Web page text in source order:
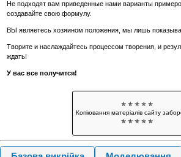
Не подходят вам приведенные нами варианты
создавайте свою формулу.
ВЫ являетесь хозяином положения, мы лишь
Творите и наслаждайтесь процессом творения, и
ждать!
У вас все получится!
✯ ✯ ✯ ✯ ✯
Копіювання матеріалів сайту
✯ ✯ ✯ ✯ ✯